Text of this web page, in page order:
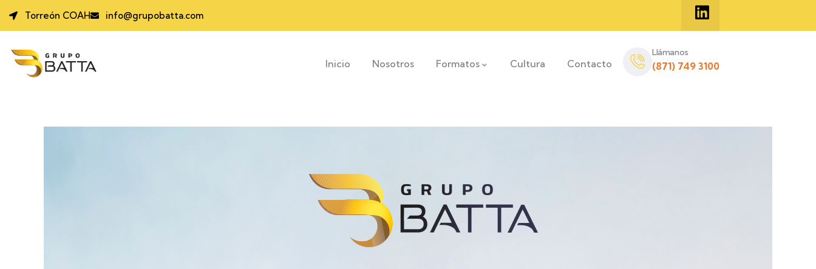
Torreón COAH info@grupobatta.com
Inicio Nosotros Formatos Cultura Contacto
Llámanos
(871) 749 3100